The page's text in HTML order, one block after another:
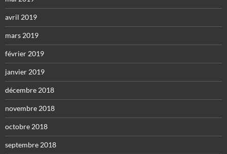
avril 2019
mars 2019
février 2019
janvier 2019
décembre 2018
novembre 2018
octobre 2018
septembre 2018